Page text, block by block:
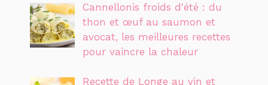
Cannellonis froids d'été : du
thon et œuf au saumon et
avocat, les meilleures recettes
pour vaincre la chaleur
Recette de Longe au vin et